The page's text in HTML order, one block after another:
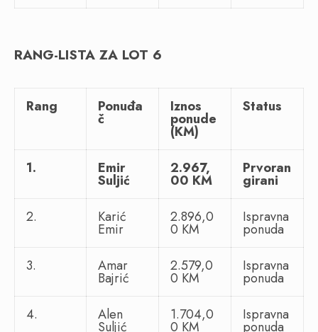
RANG-LISTA ZA LOT 6
Rang Ponuđa
č
Iznos
ponude
(KM)
Status
1. Emir
Suljić
2.967,
00 KM
Prvoran
girani
2.
Karić
Emir
2.896,0
0 KM
Ispravna
ponuda
3.
Amar
Bajrić
2.579,0
0 KM
Ispravna
ponuda
4.
Alen
Suljić
1.704,0
0 KM
Ispravna
ponuda